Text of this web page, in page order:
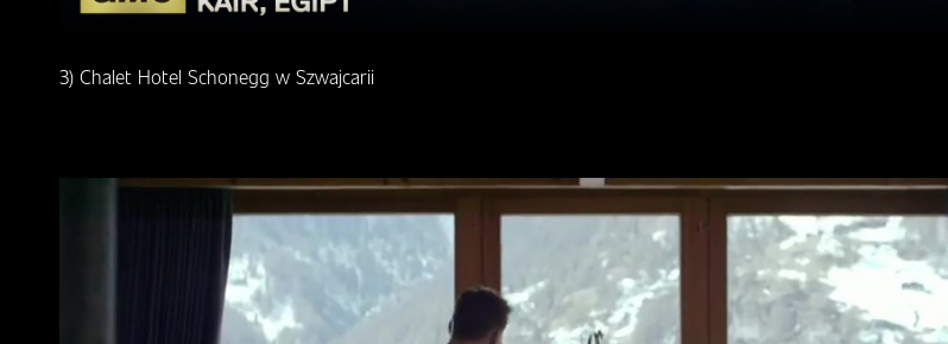
3) Chalet Hotel Schonegg w Szwajcarii